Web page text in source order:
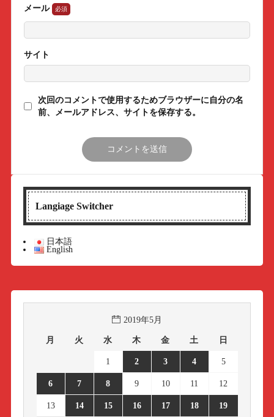
メール
サイト
次回のコメントで使用するためブラウザーに自分の名
前、メールアドレス、サイトを保存する。
Langiage Switcher
日本語
English
2019年5月
月 火 水 木 金 土 日
1 2 3 4 5
6 7 8 9 10 11 12
13 14 15 16 17 18 19